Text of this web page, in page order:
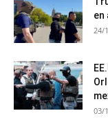
en
24/
03/